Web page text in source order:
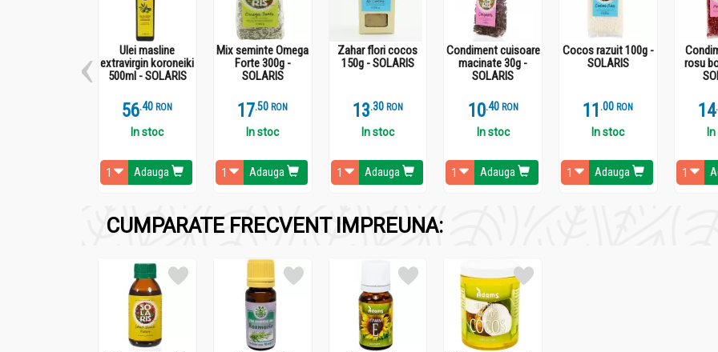
Ulei masline
extravirgin koroneiki
500ml - SOLARIS
56.4 RON
In stoc
Adauga
Mix seminte Omega
Forte 300g -
SOLARIS
17.5 RON
In stoc
Adauga
Zahar flori cocos
150g - SOLARIS
13.3 RON
In stoc
Adauga
Condiment cuisoare
macinate 30g -
SOLARIS
10.4 RON
In stoc
Adauga
Cocos razuit 100g -
SOLARIS
11 .0 RON
In stoc
Adauga
rosu
14.
CUMPARATE FRECVENT IMPREUNA: